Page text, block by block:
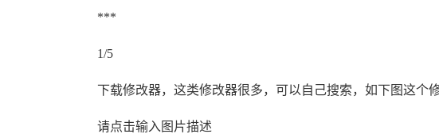
***
1/5
下载修改器，这类修改器很多，可以自己搜索，如下图这个修
请点击输入图片描述